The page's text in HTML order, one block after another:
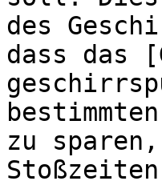
des
dass das
zu